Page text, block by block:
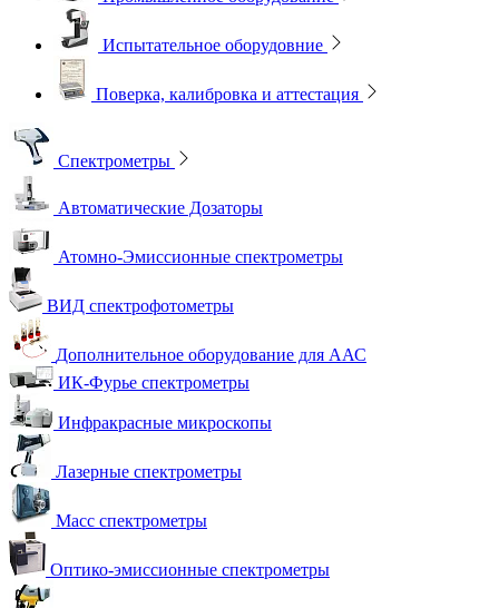
Испытательное оборудовние
Поверка, калибровка и аттестация
Спектрометры
Автоматические Дозаторы
Атомно-Эмиссионные спектрометры
ВИД спектрофотометры
Дополнительное оборудование для ААС
ИК-Фурье спектрометры
Инфракрасные микроскопы
Лазерные спектрометры
Масс спектрометры
Оптико-эмиссионные спектрометры